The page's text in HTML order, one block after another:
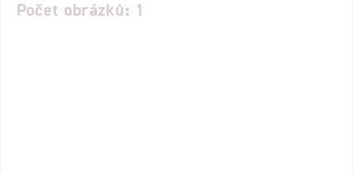
Počet obrázků: 1